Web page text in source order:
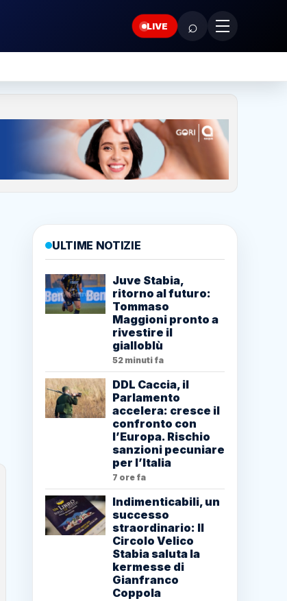
LIVE ⌕
ULTIME NOTIZIE
Juve Stabia,
ritorno al futuro:
Tommaso
Maggioni pronto a
rivestire il
gialloblù
52 minuti fa
DDL Caccia, il
Parlamento
accelera: cresce il
confronto con
l’Europa. Rischio
sanzioni pecuniare
per l’Italia
7 ore fa
Indimenticabili, un
successo
straordinario: Il
Circolo Velico
Stabia saluta la
kermesse di
Gianfranco
Coppola